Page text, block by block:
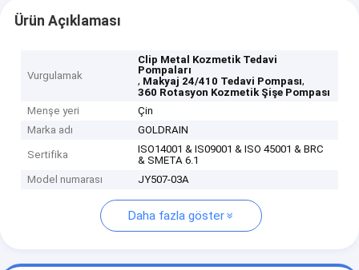
Ürün Açıklaması
Vurgulamak
Clip Metal Kozmetik Tedavi
Pompaları
, Makyaj 24/410 Tedavi Pompası,
360 Rotasyon Kozmetik Şişe Pompası
Menşe yeri
Çin
Marka adı
GOLDRAIN
Sertifika
ISO14001 & IS09001 & ISO 45001 & BRC
& SMETA 6.1
Model numarası
JY507-03A
Daha fazla göster